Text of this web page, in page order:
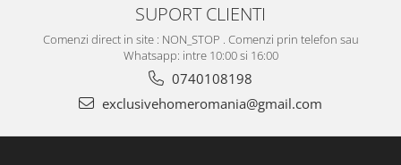
SUPORT CLIENTI
Comenzi direct in site : NON_STOP . Comenzi prin telefon sau
Whatsapp: intre 10:00 si 16:00
0740108198
exclusivehomeromania@gmail.com